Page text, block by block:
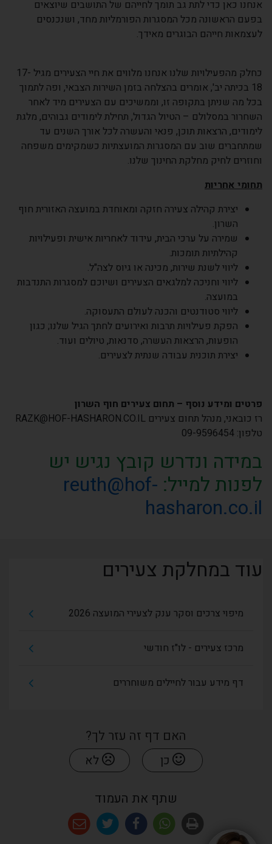
אנחנו כאן כדי לתת גב תומך לחייהם של התושבים שיוצאים
בפעם הראשונה מכל המסגרות הפורמליות מחד, ושנכנסים
לעצמאות חייהם הבוגרים מאידך.
כחלק מהפעילויות שלנו אנחנו מלווים את חיי הצעירים מגיל 17-
18 בכיתה יב', אומרים בהצלחה בזמן השירות הצבאי, ופה לתמוך
בכל מה שניתן בתקופה זו, וממשיכים עם הצעירים מיד לאחר
השחרור במסלולם – הטיול הגדול, תחילת לימודים גבוהים, מלגת
לימודים, הרצאות תוכן, פנאי והעשרה לכל אורך השנים עד
שמתחברים שוב עם המסגרות המועצתיות כשמקימים משפחה
וחוזרים לחיק מחלקת החינוך שלנו.
תחומי אחריות
יצירת קהילה צעירה חזקה ומאוחדת במועצה האזורית חוף
השרון.
שמירה על ערכי הבית, עידוד לאחריות אישית ופעילויות
קהילתיות תומכות.
ליווי לשנת שירות, מכינה או גיוס לצה"ל.
ליווי וחניכה למלגאים הצעירים ושיוכם למסגרות התנדבות
במועצה.
ליווי סטודנטים והכנה לעולם התעסוקה.
הפקת פעילויות תרבות ואירועים לחתך הגיל שלנו; כגון
הופעות, הרצאות העשרה, סדנאות, טיולים ועוד.
יצירת תוכנית עבודה שנתית לצעירים.
פרטים ומידע נוסף – תחום צעירים חוף השרון
רז כובאני, מנהל תחום צעירים RAZK@HOF-HASHARON.CO.IL
טלפון: 09-9596454
במידה ונדרש קובץ נגיש יש
לפנות למייל: reuth@hof-
hasharon.co.il
עוד במחלקת צעירים
מיפוי צרכים וסקר ענק לצעירי המועצה 2026
מרכז צעירים - לו"ז חודשי
דף מידע עבור לחיילים משוחררים
האם דף זה עזר לך?
כן לא
שתף את העמוד